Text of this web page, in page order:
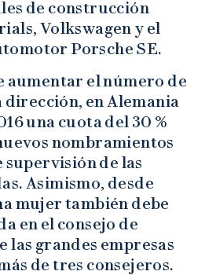
de construcción
Volkswagen y el
Porsche SE.
aumentar el número de
dirección, en Alemania
una cuota del 30 %
nombramientos
supervisión de las
Asimismo, desde
mujer también debe
en el consejo de
las grandes empresas
de tres consejeros.